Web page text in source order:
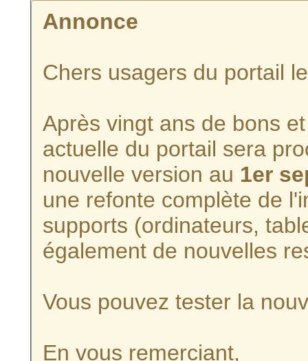
Annonce
Chers usagers du portail
Après vingt ans de bons
actuelle du portail sera
nouvelle version au 1er
une refonte complète de
supports (ordinateurs,
également de nouvelles
Vous pouvez tester la
En vous remerciant,